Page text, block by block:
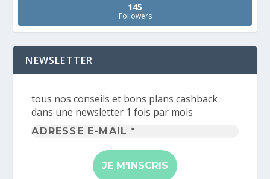
145
Followers
NEWSLETTER
tous nos conseils et bons plans cashback
dans une newsletter 1 fois par mois
Adresse
mail
*